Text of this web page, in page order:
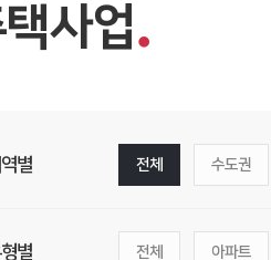
사업
별 전체 수도권
별 전체 아파트